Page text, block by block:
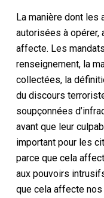
La manière dont les
autorisées à opérer,
affecte. Les
renseignement, la
collectées, la
du discours
soupçonnées
avant que leur
important pour les
parce que cela
aux pouvoirs
que cela affecte